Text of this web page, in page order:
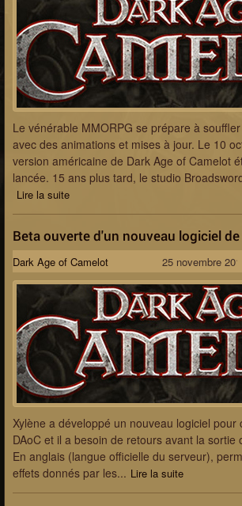
Le vénérable MMORPG se prépare à
avec des animations et mises à jour. Le 10
version américaine de Dark Age of Camelot
lancée. 15 ans plus tard, le studio
Lire la suite
Beta ouverte d'un nouveau logiciel
Dark Age of Camelot 25 novembre 2015
Xylène a développé un nouveau logiciel pour
DAoC et il a besoin de retours avant la sortie
En anglais (langue officielle du serveur),
effets donnés par les... Lire la suite